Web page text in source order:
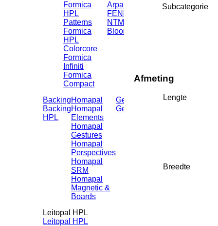
Formica
HPL
Patterns
Formica
HPL
Colorcore
Formica
Infiniti
Formica
Compact
Arpa Tuet
FENIX
NTM
Bloom
Volkern
Backing
Backing
HPL
Homapal
Homapal
Elements
Homapal
Gestures
Homapal
Perspectives
Homapal
SRM
Homapal
Magnetic &
Boards
Getacore
Getacore
Shinnoki
Leitopal HPL
Leitopal HPL
Subcategorie
Afmeting
Lengte
Breedte